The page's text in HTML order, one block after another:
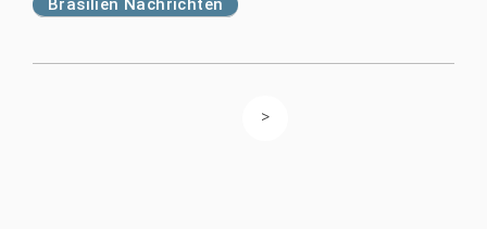
Brasilien Nachrichten